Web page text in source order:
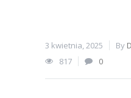
3 kwietnia, 2025 By
817
0